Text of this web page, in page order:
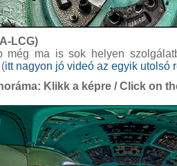
LCG)
még ma is sok helyen
itt nagyon jó videó az egyik utolsó
Klikk a képre / Click on